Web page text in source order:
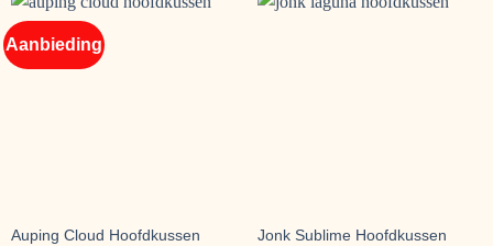
Aanbieding
Auping Cloud Hoofdkussen
Jonk Sublime Hoofdkussen